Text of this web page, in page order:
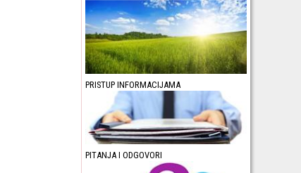
PRISTUP INFORMACIJAMA
PITANJA I ODGOVORI